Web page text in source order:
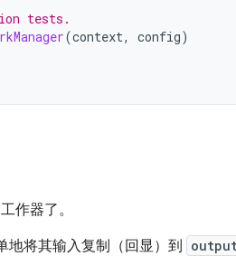
tests.
(context, config)
作器了。
地将其输入复制（回显）到